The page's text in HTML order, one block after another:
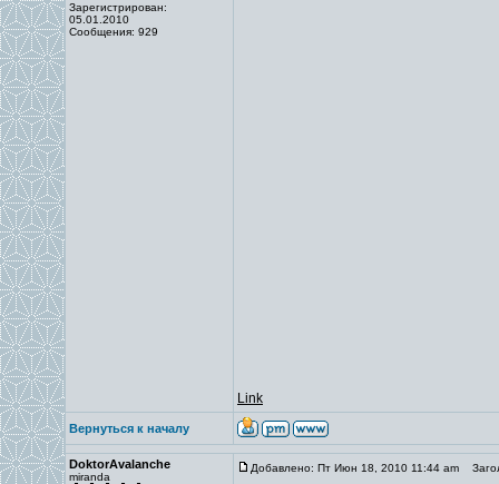
Зарегистрирован:
05.01.2010
Сообщения: 929
Link
Вернуться к началу
DoktorAvalanche
miranda
Добавлено: Пт Июн 18, 2010 11:44 am